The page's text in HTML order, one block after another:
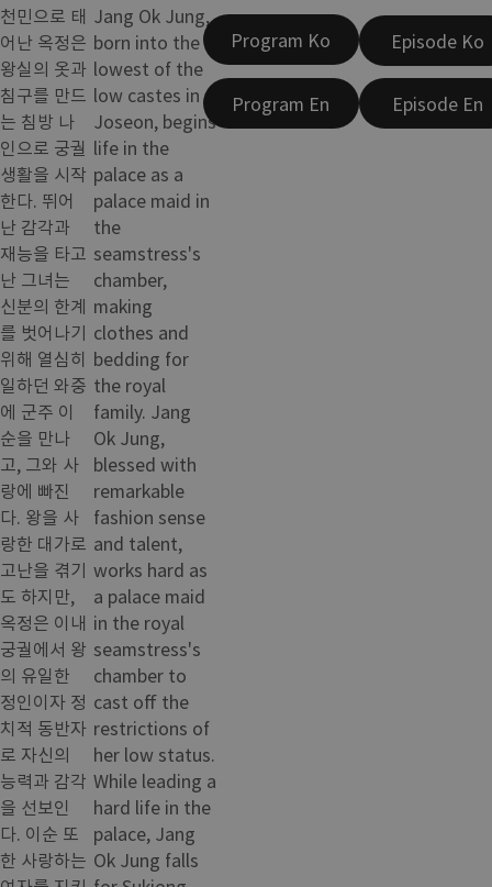
천민으로 태
어난 옥정은
왕실의 옷과
침구를 만드
는 침방 나
인으로 궁궐
생활을 시작
한다. 뛰어
난 감각과
재능을 타고
난 그녀는
신분의 한계
를 벗어나기
위해 열심히
일하던 와중
에 군주 이
순을 만나
고, 그와 사
랑에 빠진
다. 왕을 사
랑한 대가로
고난을 겪기
도 하지만,
옥정은 이내
궁궐에서 왕
의 유일한
정인이자 정
치적 동반자
로 자신의
능력과 감각
을 선보인
다. 이순 또
한 사랑하는
Jang Ok Jung,
born into the
lowest of the
low castes in
Joseon, begins
life in the
palace as a
palace maid in
the
seamstress's
chamber,
making
clothes and
bedding for
the royal
family. Jang
Ok Jung,
blessed with
remarkable
fashion sense
and talent,
works hard as
a palace maid
in the royal
seamstress's
chamber to
cast off the
restrictions of
her low status.
While leading a
hard life in the
palace, Jang
Ok Jung falls
Program Ko
Program En
Episode Ko
Episode En